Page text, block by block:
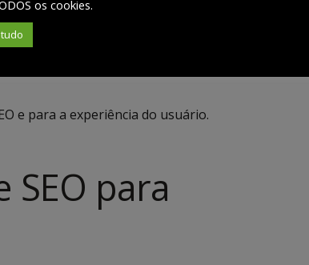
e para a experiência do usuário.
SEO para
os cookies.